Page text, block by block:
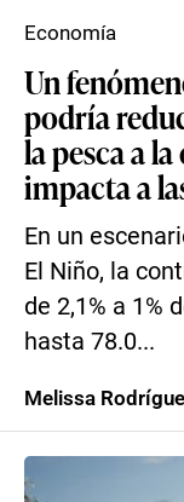
Un
podría
la pesca a
impacta a
En un
El Niño, la
de 2,1% a 1%
hasta 78.0...
Economía
Melissa